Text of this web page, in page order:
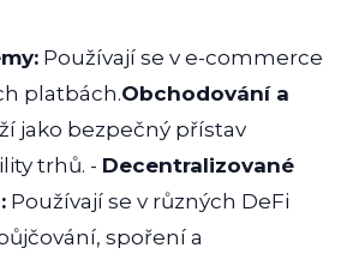
Používají se v e-commerce
platbách.Obchodování a
jako bezpečný přístav
trhů. - Decentralizované
Používají se v různých DeFi
spoření a